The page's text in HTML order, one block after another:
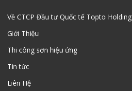
Về CTCP Đầu tư Quốc tế Topto Holding
Giới Thiệu
Thi công sơn hiệu ứng
Tin tức
Liên Hệ